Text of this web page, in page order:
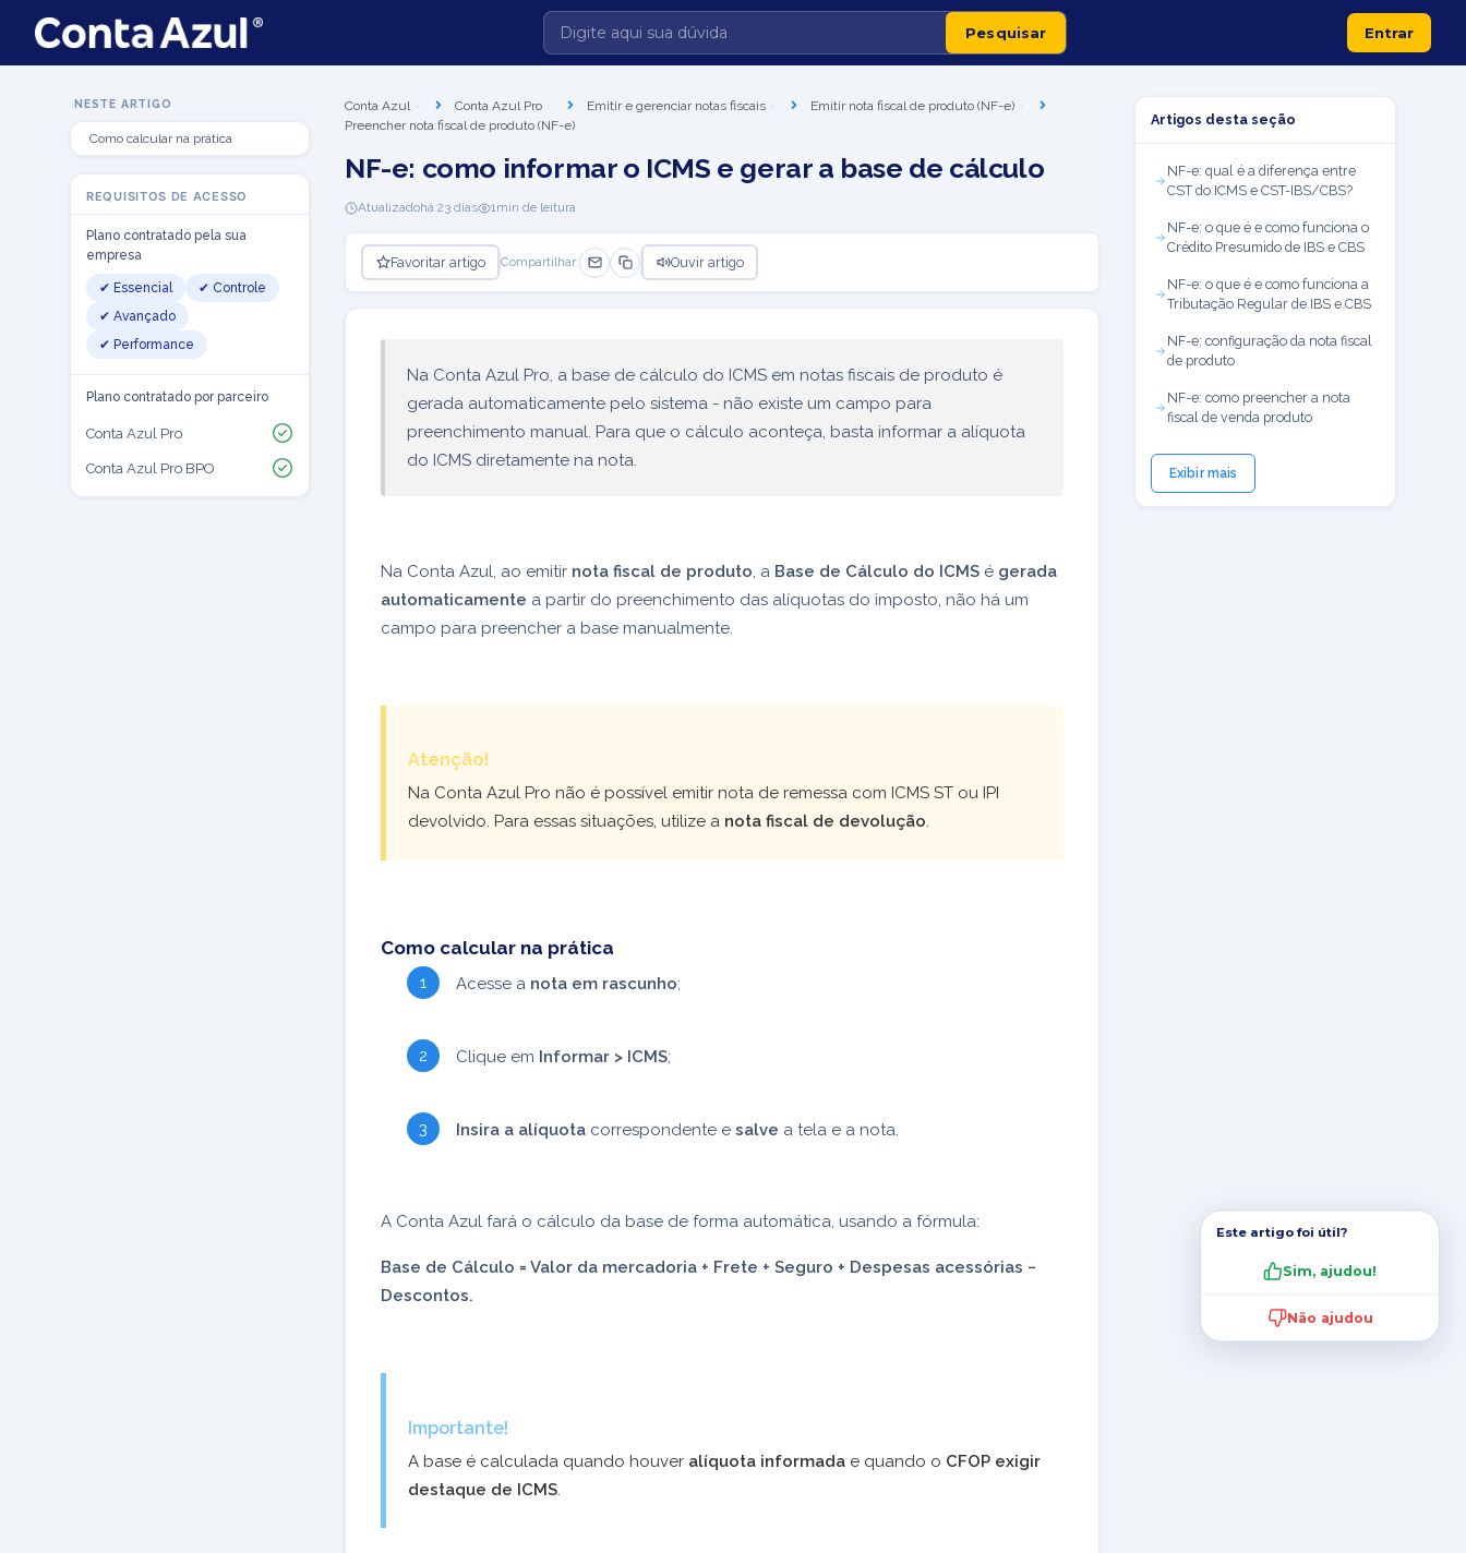
Entrar
NESTE ARTIGO
Como calcular na prática
REQUISITOS DE ACESSO
Plano contratado pela sua
empresa
✔ Essencial
✔ Controle
✔ Avançado
✔ Performance
Plano contratado por parceiro
Conta Azul Pro
Conta Azul Pro BPO
Conta Azul Conta Azul Pro Emitir e gerenciar notas fiscais
Emitir nota fiscal de produto (NF-e)
Preencher nota fiscal de produto (NF-e)
NF-e: como informar o ICMS e gerar a base de cálculo
Atualizadohá 23 dias 1min de leitura
Favoritar artigo Compartilhar: Ouvir artigo
Na Conta Azul Pro, a base de cálculo do ICMS em notas fiscais de produto é
gerada automaticamente pelo sistema - não existe um campo para
preenchimento manual. Para que o cálculo aconteça, basta informar a alíquota
do ICMS diretamente na nota.
Na Conta Azul, ao emitir nota fiscal de produto , a Base de Cálculo do ICMS é gerada
automaticamente a partir do preenchimento das alíquotas do imposto, não há um
campo para preencher a base manualmente.
Atenção!
Na Conta Azul Pro não é possível emitir nota de remessa com ICMS ST ou IPI
devolvido. Para essas situações, utilize a nota fiscal de devolução.
Como calcular na prática
Acesse a nota em rascunho;
Clique em Informar > ICMS;
Insira a alíquota correspondente e salve a tela e a nota.
A Conta Azul fará o cálculo da base de forma automática, usando a fórmula:
Base de Cálculo = Valor da mercadoria + Frete + Seguro + Despesas acessórias −
Descontos.
Importante!
A base é calculada quando houver alíquota informada e quando o CFOP exigir
destaque de ICMS
Artigos desta seção
NF-e: qual é a diferença entre
CST do ICMS e CST-IBS/CBS?
NF-e: o que é e como funciona o
Crédito Presumido de IBS e CBS
NF-e: o que é e como funciona a
Tributação Regular de IBS e CBS
NF-e: configuração da nota fiscal
de produto
NF-e: como preencher a nota
fiscal de venda produto
Exibir mais
Este artigo foi útil?
Sim, ajudou!
Não ajudou